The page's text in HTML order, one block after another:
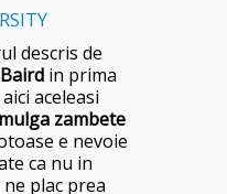
descris de
in prima
aceleasi
zambete
e nevoie
ca nu in
plac prea